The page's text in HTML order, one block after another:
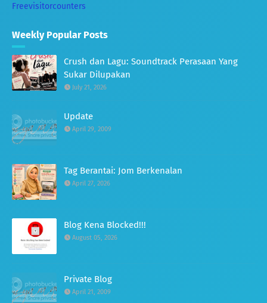
Freevisitorcounters
Weekly Popular Posts
Crush dan Lagu: Soundtrack Perasaan Yang
Sukar Dilupakan
July 21, 2026
Update
April 29, 2009
Tag Berantai: Jom Berkenalan
April 27, 2026
Blog Kena Blocked!!!
August 05, 2026
Private Blog
April 21, 2009